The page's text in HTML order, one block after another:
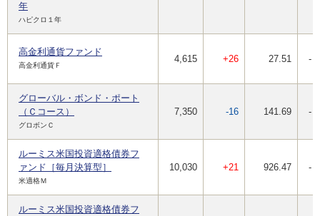
年
ハピクロ１年
高金利通貨ファンド
高金利通貨Ｆ
4,615 +26 27.51 -
グローバル・ボンド・ポート
（Ｃコース）
グロボンＣ
7,350 -16 141.69 -
ルーミス米国投資適格債券フ
ァンド［毎月決算型］
米適格Ｍ
10,030 +21 926.47 -
ルーミス米国投資適格債券フ